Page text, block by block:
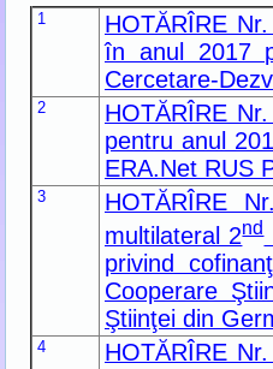
1
HOTĂRÎRE
în anul 2017
Cercetare-
2
HOTĂRÎRE
pentru anul
ERA.Net RUS
3
HOTĂRÎRE
multilateral 2nd
privind
Cooperare
Ştiinţei din
4
HOTĂRÎRE